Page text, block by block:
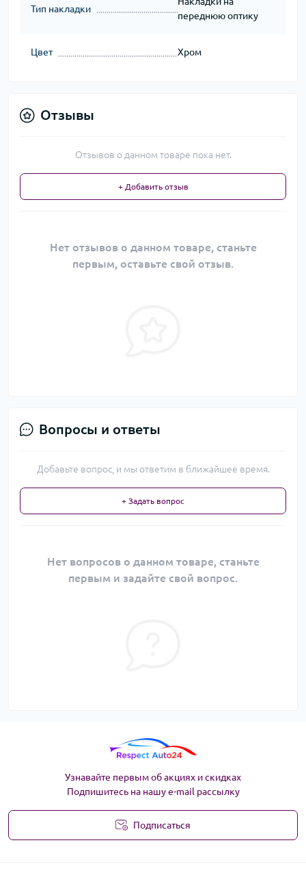
Тип накладки
переднюю оптику
Цвет Хром
Отзывы
Отзывов о данном товаре пока нет.
+ Добавить отзыв
Нет отзывов о данном товаре, станьте
первым, оставьте свой отзыв.
Вопросы и ответы
Добавьте вопрос, и мы ответим в ближайшее время.
+ Задать вопрос
Нет вопросов о данном товаре, станьте
первым и задайте свой вопрос.
Узнавайте первым об акциях и скидках
Подпишитесь на нашу e-mail рассылку
Подписаться